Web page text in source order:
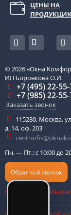
ЦЕНЫ НА
© 2026«Окна
ИП Боровкова О.И.
+7 (495) 22-
+7 (985) 22-
Заказать звонок
115280, Москва,
д. 14, оф. 203
centr-
Пн. — Пт.: с 10:00 до
Обратный звонок
Политика в
Оплата банковской